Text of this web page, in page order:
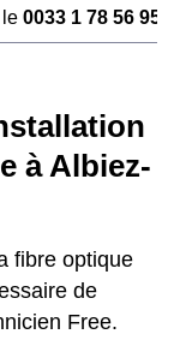
0033 1 78 56 95 60
à Albiez-
fibre optique
de
Free.